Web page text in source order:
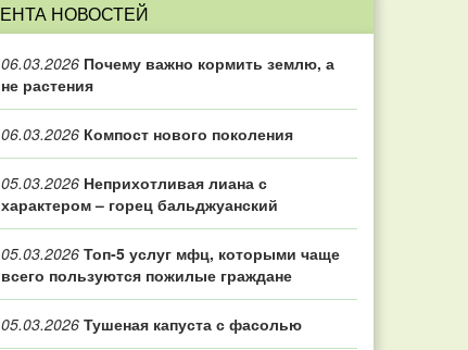
НОВОСТЕЙ
06.03.2026 Почему важно кормить землю, а
не растения
06.03.2026 Компост нового поколения
05.03.2026 Неприхотливая лиана с
характером – горец бальджуанский
05.03.2026 Топ‑5 услуг мфц, которыми чаще
всего пользуются пожилые граждане
05.03.2026 Тушеная капуста с фасолью